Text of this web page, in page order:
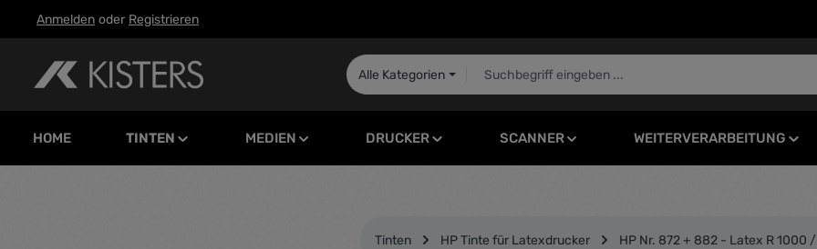
Hauptinhalt springen
Zur Suche springen
Zur Hauptnavigation springen
Anmelden oder Registrieren
Alle Kategorien
HOME TINTEN MEDIEN DRUCKER SCANNER WEITERVERARBEITUNG
Tinten HP Tinte für Latexdrucker HP Nr. 872 + 882 - Latex R 1000